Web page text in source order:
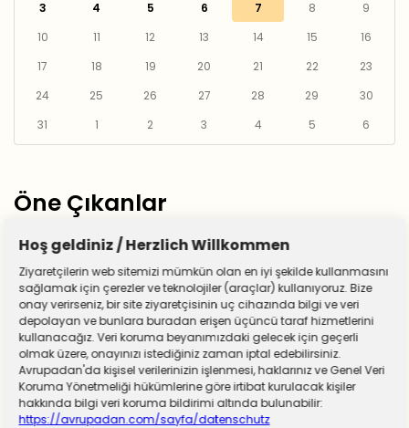
3 4 5 6 7 8
9
10
11 12 13 14 15
16
17
18 19 20 21 22
23
24
25 26 27 28 29
30
31
1 2 3 4 5 6
Öne Çıkanlar
Hoş geldiniz / Herzlich Willkommen
Ziyaretçilerin web sitemizi mümkün olan en iyi şekilde kullanmasını
sağlamak için çerezler ve teknolojiler (araçlar) kullanıyoruz. Bize
onay verirseniz, bir site ziyaretçisinin uç cihazında bilgi ve veri
depolayan ve bunlara buradan erişen üçüncü taraf hizmetlerini
kullanacağız. Veri koruma beyanımızdaki gelecek için geçerli
olmak üzere, onayınızı istediğiniz zaman iptal edebilirsiniz.
Avrupadan'da kişisel verilerinizin işlenmesi, haklarınız ve Genel Veri
Koruma Yönetmeliği hükümlerine göre irtibat kurulacak kişiler
hakkında bilgi veri koruma bildirimi altında bulunabilir:
https://avrupadan.com/sayfa/datenschutz